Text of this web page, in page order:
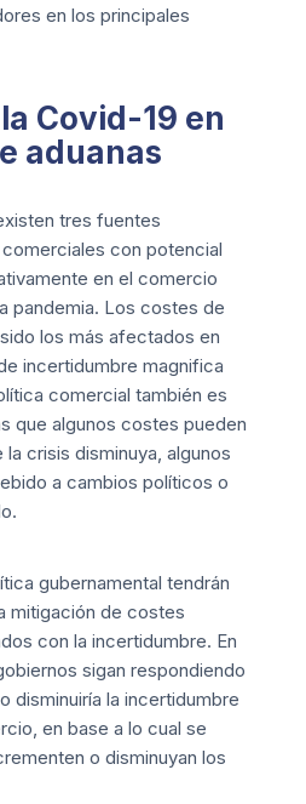
en los principales
Covid-19 en
aduanas
tres fuentes
con potencial
en el comercio
pandemia. Los costes de
los más afectados en
incertidumbre magnifica
comercial también es
que algunos costes pueden
crisis disminuya, algunos
a cambios políticos o
gubernamental tendrán
mitigación de costes
con la incertidumbre. En
sigan respondiendo
disminuiría la incertidumbre
en base a lo cual se
o disminuyan los